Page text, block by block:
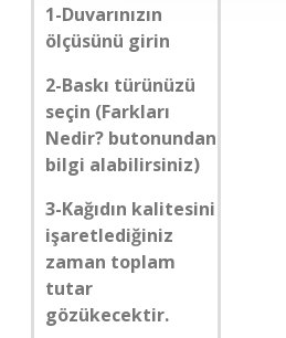
1-Duvarınızın
ölçüsünü girin
2-Baskı türünüzü
seçin (Farkları
Nedir? butonundan
bilgi alabilirsiniz)
3-Kağıdın kalitesini
işaretlediğiniz
zaman toplam
tutar
gözükecektir.